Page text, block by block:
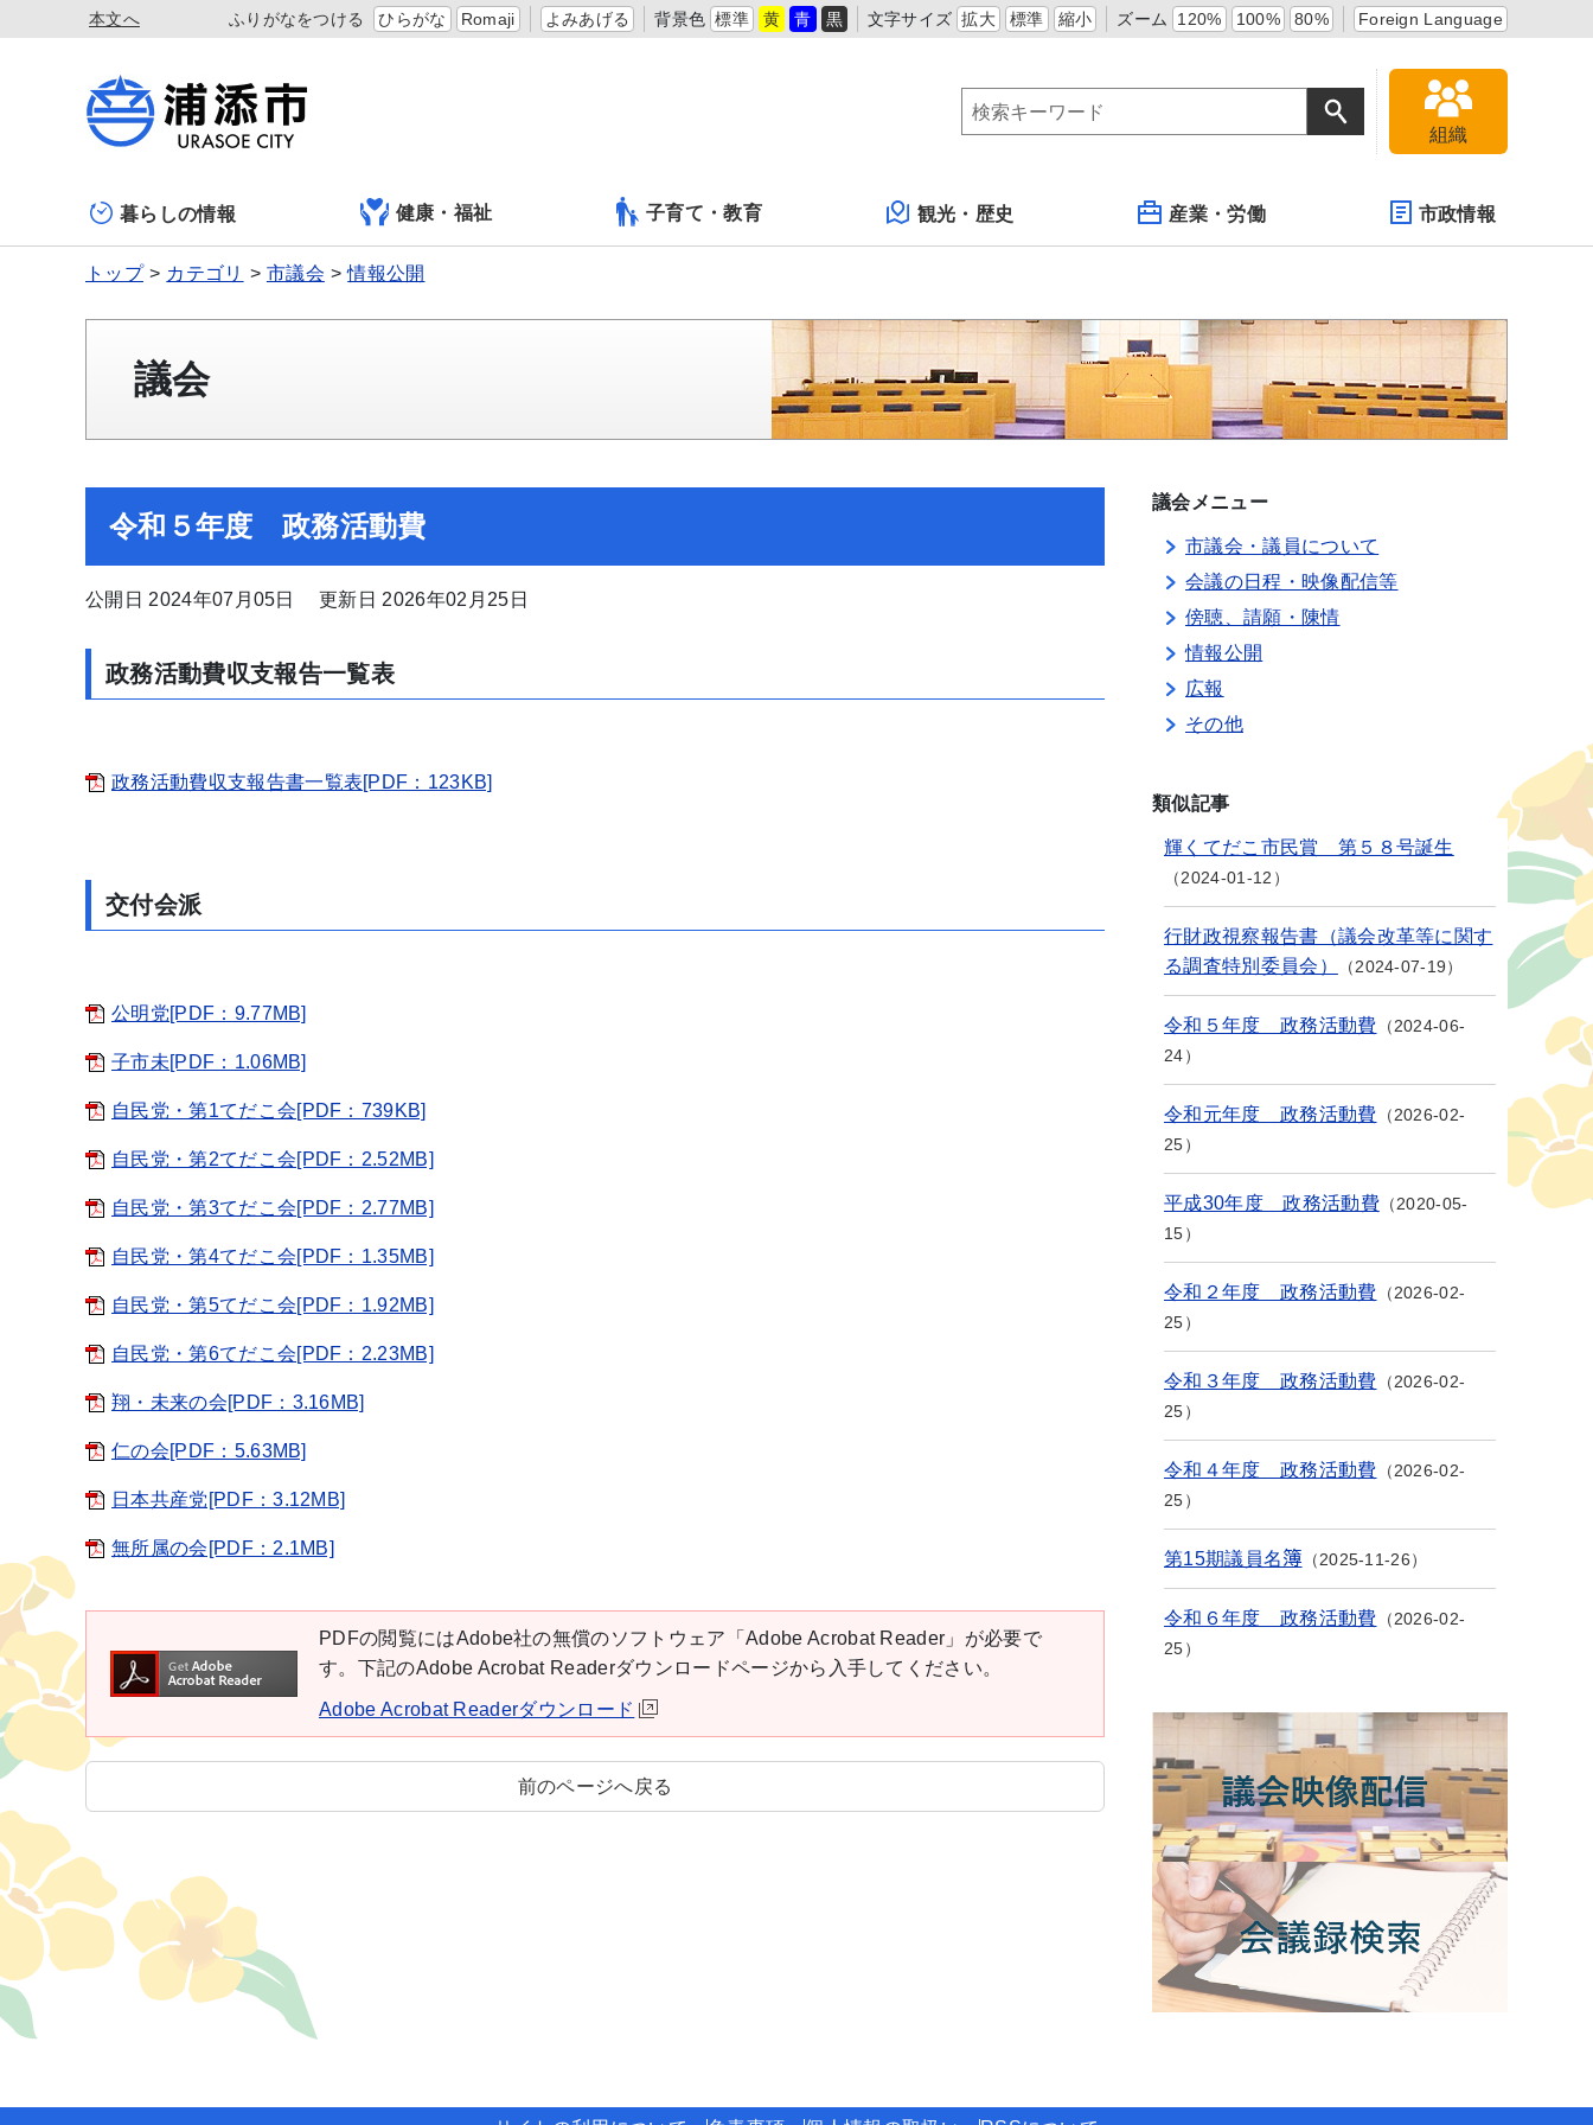
本文へ ふりがなをつける ひらがな Romaji よみあげる 背景色 標準 黄 青 黒 文字サイズ 拡大 標準 縮小 ズーム 120% 100% 80% Foreign Language
組織
暮らしの情報 健康・福祉 子育て・教育 観光・歴史 産業・労働 市政情報
トップ カテゴリ 市議会 情報公開
議会
令和５年度 政務活動費
公開日 2024年07月05日 更新日 2026年02月25日
政務活動費収支報告一覧表
政務活動費収支報告書一覧表[PDF：123KB]
交付会派
公明党[PDF：9.77MB]
子市未[PDF：1.06MB]
自民党・第1てだこ会[PDF：739KB]
自民党・第2てだこ会[PDF：2.52MB]
自民党・第3てだこ会[PDF：2.77MB]
自民党・第4てだこ会[PDF：1.35MB]
自民党・第5てだこ会[PDF：1.92MB]
自民党・第6てだこ会[PDF：2.23MB]
翔・未来の会[PDF：3.16MB]
仁の会[PDF：5.63MB]
日本共産党[PDF：3.12MB]
無所属の会[PDF：2.1MB]
PDFの閲覧にはAdobe社の無償のソフトウェア「Adobe Acrobat Reader」が必要で
す。下記のAdobe Acrobat Readerダウンロードページから入手してください。
Adobe Acrobat Readerダウンロード
前のページへ戻る
議会メニュー
市議会・議員について
会議の日程・映像配信等
傍聴、請願・陳情
情報公開
広報
その他
類似記事
輝くてだこ市民賞 第５８号誕生
2024-01-12
行財政視察報告書（議会改革等に関す
る調査特別委員会）
2024-07-19
令和５年度 政務活動費
2024-06-
24
令和元年度 政務活動費
2026-02-
25
平成30年度 政務活動費
2020-05-
15
令和２年度 政務活動費
2026-02-
25
令和３年度 政務活動費
2026-02-
25
令和４年度 政務活動費
2026-02-
25
第15期議員名簿 2025-11-26
令和６年度 政務活動費
2026-02-
25